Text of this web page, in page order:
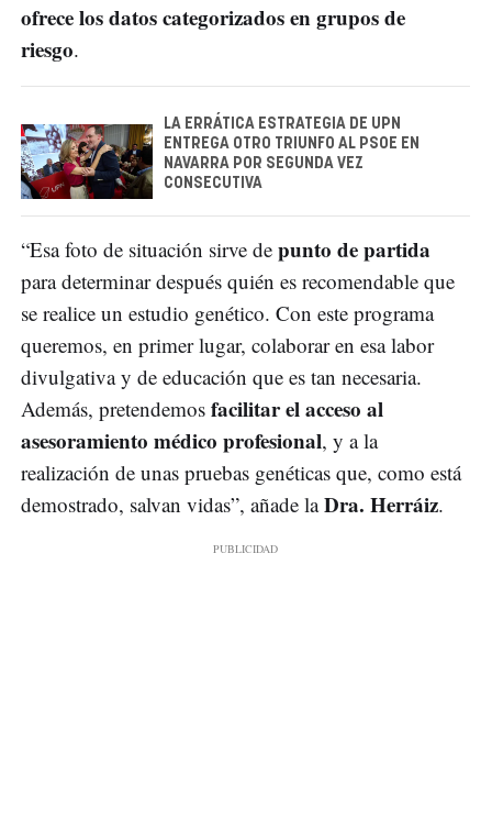
ofrece los datos categorizados en grupos de
riesgo.
LA ERRÁTICA ESTRATEGIA DE UPN
ENTREGA OTRO TRIUNFO AL PSOE EN
NAVARRA POR SEGUNDA VEZ
CONSECUTIVA
“Esa foto de situación sirve de punto de partida
para determinar después quién es recomendable que
se realice un estudio genético. Con este programa
queremos, en primer lugar, colaborar en esa labor
divulgativa y de educación que es tan necesaria.
Además, pretendemos facilitar el acceso al
asesoramiento médico profesional, y a la
realización de unas pruebas genéticas que, como está
demostrado, salvan vidas”, añade laDra. Herráiz.